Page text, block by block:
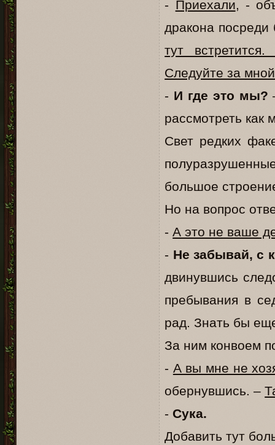
- Приехали, -
дракона
тут
Следуйте за
- И где это мы?
рассмотреть как
Свет редких
большое
Но на вопрос
-А это не ваше
- Не забывай, с
двинувшись
пребывания в
рад. Знать бы
За ним конвоем
- А вы мне не
обернувшись. –
- Сука.
Добавить тут